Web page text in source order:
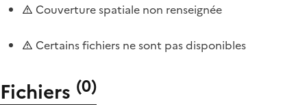
Couverture spatiale non renseignée
Certains fichiers ne sont pas disponibles
Fichiers (0)